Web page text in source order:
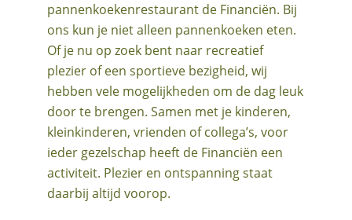
pannenkoekenrestaurant de Financiën. Bij
ons kun je niet alleen pannenkoeken eten.
Of je nu op zoek bent naar recreatief
plezier of een sportieve bezigheid, wij
hebben vele mogelijkheden om de dag leuk
door te brengen. Samen met je kinderen,
kleinkinderen, vrienden of collega’s, voor
ieder gezelschap heeft de Financiën een
activiteit. Plezier en ontspanning staat
daarbij altijd voorop.